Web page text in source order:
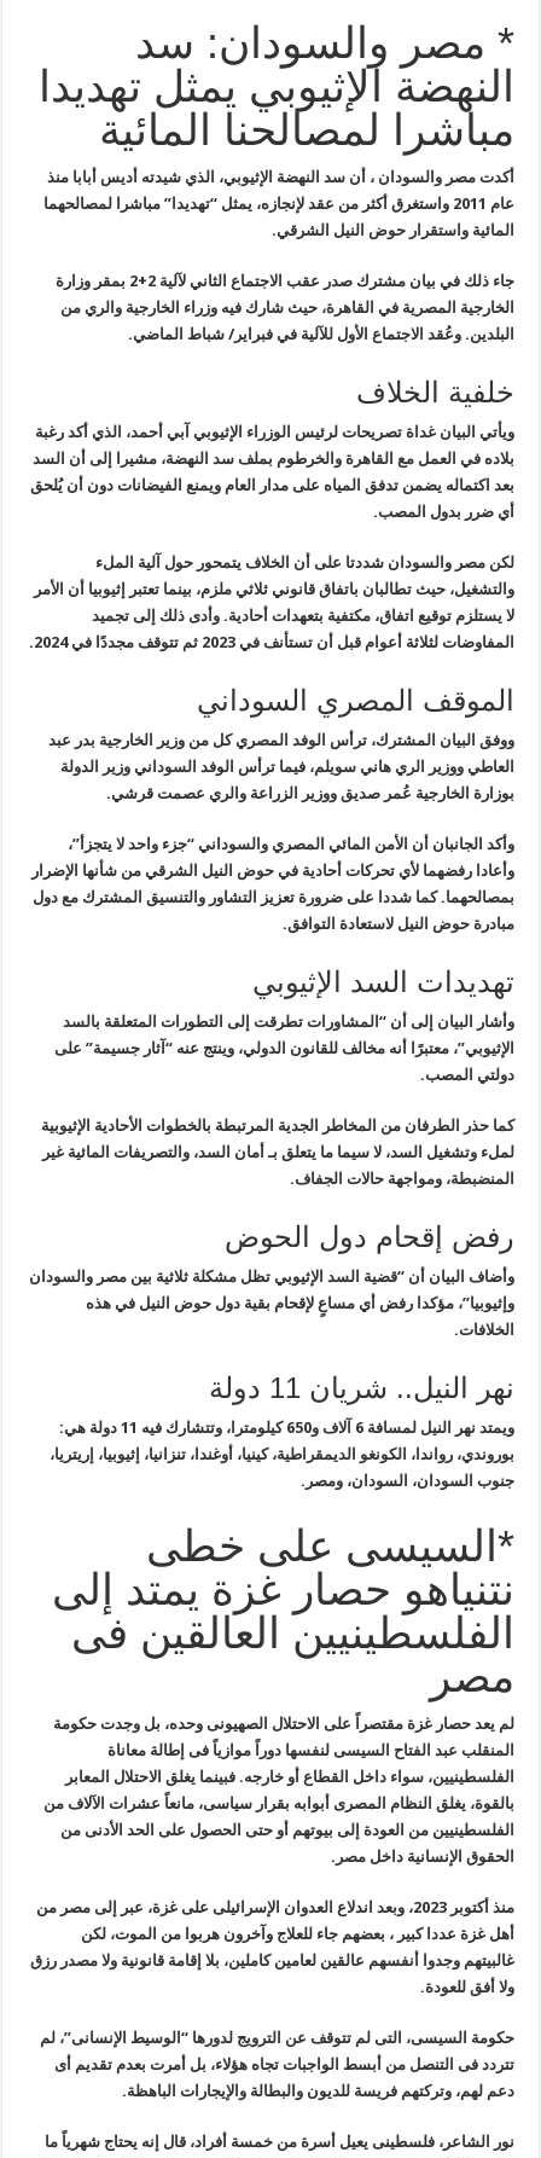
* مصر والسودان: سد
النهضة الإثيوبي يمثل تهديدا
مباشرا لمصالحنا المائية
أكدت مصر والسودا ن ، أن سد النهضة الإثيوبي، الذي شيدته أديس أبابا منذ
عام 2011 واستغرق أكثر من عقد لإنجازه، يمثل “تهديدا
”مباشرا لمصالحهما
المائية واستقرار حوض النيل الشرقي.
جاء ذلك في بيان مشترك صدر عقب الاجتماع الثاني لآلية 2+2
بمقر وزارة
الخارجية المصرية في القاهرة، حيث شارك فيه وزراء الخارجية والري من
البلدين. وعُقد الاجتماع الأول للآلية في فبراير/ شباط الماضي.
خلفية الخلاف
ويأتي البيان غداة تصريحات لرئيس الوزراء الإثيوبي آبي أحمد، الذي أكد رغبة
بلاده في العمل مع القاهرة والخرطوم بملف سد النهضة، مشيرا
إلى أن السد
بعد اكتماله يضمن تدفق المياه على مدار العام ويمنع الفيضانات دون أن يُلحق
أي ضرر بدول المصب.
لكن مصر والسودان شددتا على أن الخلاف يتمحور حول آلية الملء
والتشغيل، حيث تطالبان باتفاق قانوني ثلاثي ملزم، بينما تعتبر إثيوبيا أن الأمر
لا يستلزم توقيع اتفاق، مكتفية بتعهدات أحادية. وأدى ذلك إلى تجميد
المفاوضات لثلاثة أعوام قبل أن تستأنف في 2023 ثم تتوقف مجددًا في 2024 .
الموقف المصري السوداني
ووفق البيان المشترك، ترأس الوفد المصري كل من وزير الخارجية بدر عبد
العاطي ووزير الري هاني سويلم، فيما ترأس الوفد السوداني وزير الدولة
بوزارة الخارجية عُمر صديق ووزير الزراعة والري عصمت قرشي.
وأكد الجانبان أن الأمن المائي المصري والسوداني “جزء واحد لا يتجزأ”،
وأعادا رفضهما لأي تحركات أحادية في حوض النيل الشرقي من شأنها الإضرار
بمصالحهما. كما شددا على ضرورة تعزيز التشاور والتنسيق المشترك مع دول
مبادرة حوض النيل لاستعادة التوافق.
تهديدات السد الإثيوبي
وأشار البيان إلى أن “المشاورات تطرقت إلى التطورات المتعلقة بالسد
الإثيوبي”، معتبرًا أنه مخالف للقانون الدولي، وينتج عنه “آثار جسيمة” على
دولتي المصب.
كما حذر الطرفان من المخاطر الجدية المرتبطة بالخطوات الأحادية الإثيوبية
لملء وتشغيل السد، لا سيما ما يتعلق بـ أمان السد، والتصريفات المائية غير
المنضبطة، ومواجهة حالات الجفاف.
رفض إقحام دول الحوض
وأضاف البيان أن “قضية السد الإثيوبي تظل مشكلة ثلاثية بين مصر والسودان
وإثيوبيا”، مؤكدا رفض أي مساعٍ لإقحام بقية دول حوض النيل في هذه
الخلافات.
نهر النيل.. شريان 11 دولة
ويمتد نهر النيل لمسافة 6 آلاف و650 كيلومترا، وتتشارك
فيه 11 دولة هي:
بوروندي، رواندا، الكونغو الديمقراطية، كينيا، أوغندا، تنزانيا، إثيوبيا، إريتريا،
جنوب السودان، السودان، ومصر .
*السيسى على خطى
نتنياهو حصار غزة يمتد إلى
الفلسطينيين العالقين فى
مصر
لم يعد حصار غزة مقتصراً على الاحتلال الصهيونى وحده، بل وجدت حكومة
المنقلب عبد الفتاح السيسى لنفسها دوراً موازياً فى إطالة معاناة
الفلسطينيين، سواء داخل القطاع أو خارجه. فبينما يغلق الاحتلال المعابر
بالقوة، يغلق النظام المصرى أبوابه بقرار سياسى، مانعاً عشرات الآلاف من
الفلسطينيين من العودة إلى بيوتهم أو حتى الحصول على الحد الأدنى من
الحقوق الإنسانية داخل مصر.
منذ أكتوبر 2023، وبعد اندلاع العدوان الإسرائيلى على غزة، عبر إلى مصر من
أهل غزة عددا كبير ، بعضهم جاء للعلاج وآخرون هربوا من الموت، لكن
غالبيتهم وجدوا أنفسهم عالقين لعامين كاملين، بلا إقامة قانونية ولا مصدر رزق
ولا أفق للعودة.
حكومة السيسى، التى لم تتوقف عن الترويج لدورها “الوسيط الإنسانى”، لم
تتردد فى التنصل من أبسط الواجبات تجاه هؤلاء، بل أمرت بعدم تقديم أى
دعم لهم، وتركتهم فريسة للديون والبطالة والإيجارات الباهظة.
نور الشاعر، فلسطينى يعيل أسرة من خمسة أفراد، قال إنه يحتاج شهرياً ما